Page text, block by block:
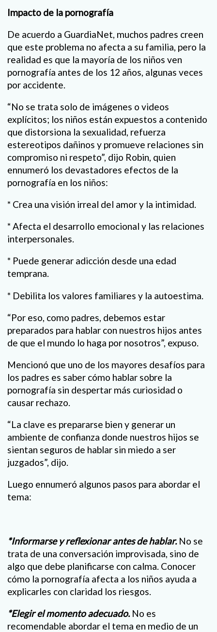
Impacto de la pornografía
De acuerdo a GuardiaNet, muchos padres creen
que este problema no afecta a su familia, pero la
realidad es que la mayoría de los niños ven
pornografía antes de los 12 años, algunas veces
por accidente.
“No se trata solo de imágenes o videos
explícitos; los niños están expuestos a contenido
que distorsiona la sexualidad, refuerza
estereotipos dañinos y promueve relaciones sin
compromiso ni respeto”, dijo Robin, quien
ennumeró los devastadores efectos de la
pornografía en los niños:
* Crea una visión irreal del amor y la intimidad.
* Afecta el desarrollo emocional y las relaciones
interpersonales.
* Puede generar adicción desde una edad
temprana.
* Debilita los valores familiares y la autoestima.
“Por eso, como padres, debemos estar
preparados para hablar con nuestros hijos antes
de que el mundo lo haga por nosotros”, expuso.
Mencionó que uno de los mayores desafíos para
los padres es saber cómo hablar sobre la
pornografía sin despertar más curiosidad o
causar rechazo.
“La clave es prepararse bien y generar un
ambiente de confianza donde nuestros hijos se
sientan seguros de hablar sin miedo a ser
juzgados”, dijo.
Luego ennumeró algunos pasos para abordar el
tema:
*Informarse y reflexionar antes de hablar.No se
trata de una conversación improvisada, sino de
algo que debe planificarse con calma. Conocer
cómo la pornografía afecta a los niños ayuda a
explicarles con claridad los riesgos.
*Elegir el momento adecuado. No es
recomendable abordar el tema en medio de un